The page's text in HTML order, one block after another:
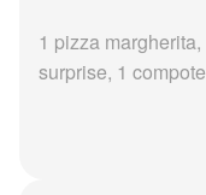
1 pizza
surprise, 1